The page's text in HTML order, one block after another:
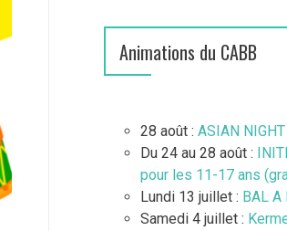
Animations du CABB
28 août : ASIAN NIGHT
Du 24 au 28 août :
pour les 11-17 ans
Lundi 13 juillet : BAL
Samedi 4 juillet :